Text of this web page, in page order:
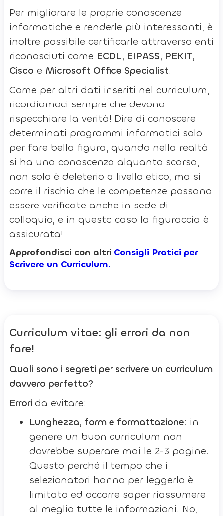
Per migliorare le proprie conoscenze
informatiche e renderle più interessanti, è
inoltre possibile certificarle attraverso enti
riconosciuti come ECDL, EIPASS, PEKIT,
Cisco e Microsoft Office Specialist.
Come per altri dati inseriti nel curriculum,
ricordiamoci sempre che devono
rispecchiare la verità! Dire di conoscere
determinati programmi informatici solo
per fare bella figura, quando nella realtà
si ha una conoscenza alquanto scarsa,
non solo è deleterio a livello etico, ma si
corre il rischio che le competenze possano
essere verificate anche in sede di
colloquio, e in questo caso la figuraccia è
assicurata!
Approfondisci con altri Consigli Pratici per
Scrivere un Curriculum.
Curriculum vitae: gli errori da non
fare!
Quali sono i segreti per scrivere un curriculum
davvero perfetto?
Errori da evitare:
Lunghezza, form e formattazione: in
genere un buon curriculum non
dovrebbe superare mai le 2-3 pagine.
Questo perché il tempo che i
selezionatori hanno per leggerlo è
limitato ed occorre saper riassumere
al meglio tutte le informazioni. No,